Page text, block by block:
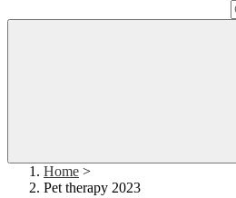
Home >
Pet therapy 2023